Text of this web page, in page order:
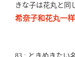
きな子は花丸と同
希奈子和花丸一